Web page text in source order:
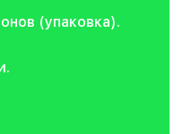
(упаковка).